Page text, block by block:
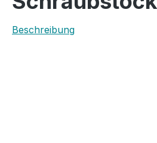
Beschreibung